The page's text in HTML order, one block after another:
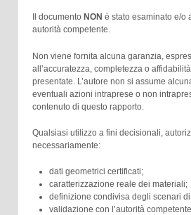
Il documento NON è stato esaminato e/o
autorità competente.
Non viene fornita alcuna garanzia,
all’accuratezza, completezza o
presentate. L’autore non si assume
eventuali azioni intraprese o non
contenuto di questo rapporto.
Qualsiasi utilizzo a fini decisionali,
necessariamente:
dati geometrici certificati;
caratterizzazione reale dei materiali;
definizione condivisa degli scenari
validazione con l’autorità